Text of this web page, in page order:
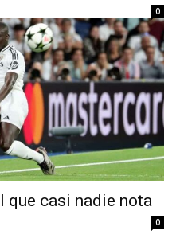
0
que casi nadie nota
0